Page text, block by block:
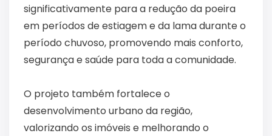
significativamente para a redução da poeira
em períodos de estiagem e da lama durante o
período chuvoso, promovendo mais conforto,
segurança e saúde para toda a comunidade.
O projeto também fortalece o
desenvolvimento urbano da região,
valorizando os imóveis e melhorando o